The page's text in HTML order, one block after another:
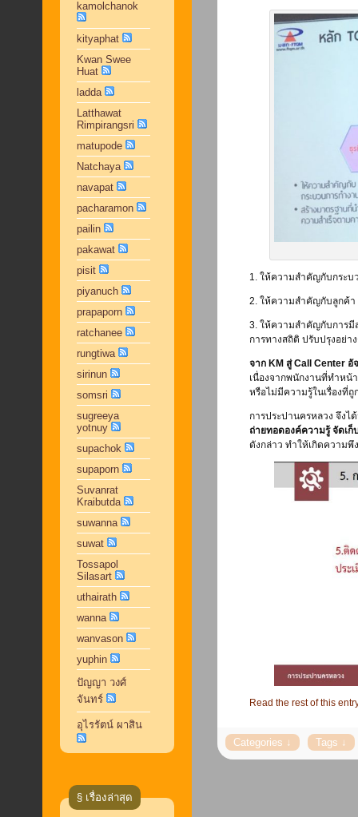
kamolchanok
kityaphat
Kwan Swee
Huat
ladda
Latthawat
Rimpirangsri
matupode
Natchaya
navapat
pacharamon
pailin
pakawat
pisit
piyanuch
prapaporn
ratchanee
rungtiwa
sirinun
somsri
sugreeya
yotnuy
supachok
supaporn
Suvanrat
Kraibutda
suwanna
suwat
Tossapol
Silasart
uthairath
wanna
wanvason
yuphin
ปัญญา วงศ์
จันทร์
อุไรรัตน์ ผาสิน
§ เรื่องล่าสุด
1. ให้ความสำคัญกับกระบ
2. ให้ความสำคัญกับลูกค้า
3. ให้ความสำคัญกับการมี
การทางสถิติ ปรับปรุงอย่า
จาก KM สู่ Call Center อั
เนื่องจากพนักงานที่ทำห
หรือไม่มีความรู้ในเรื่องที่
การประปานครหลวง จึงไ
ถ่ายทอดองค์ความรู้ จัดเ
ดังกล่าว ทำให้เกิดความพึ
Read the rest of this